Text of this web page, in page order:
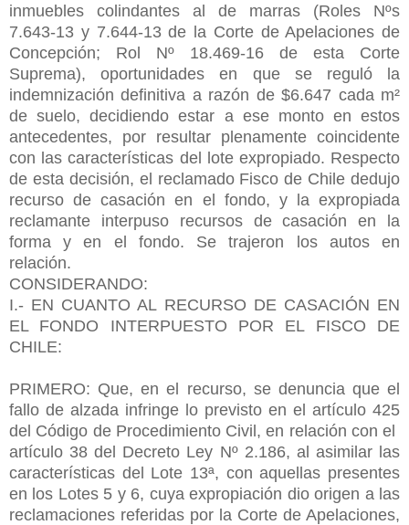
inmuebles colindantes al de marras (Roles Nºs
7.643-13 y 7.644-13 de la Corte de Apelaciones de
Concepción; Rol Nº 18.469-16 de esta Corte
Suprema), oportunidades en que se reguló la
indemnización definitiva a razón de $6.647 cada m²
de suelo, decidiendo estar a ese monto en estos
antecedentes, por resultar plenamente coincidente
con las características del lote expropiado. Respecto
de esta decisión, el reclamado Fisco de Chile dedujo
recurso de casación en el fondo, y la expropiada
reclamante interpuso recursos de casación en la
forma y en el fondo. Se trajeron los autos en
relación.
CONSIDERANDO:
I.- EN CUANTO AL RECURSO DE CASACIÓN EN
EL FONDO INTERPUESTO POR EL FISCO DE
CHILE:
PRIMERO: Que, en el recurso, se denuncia que el
fallo de alzada infringe lo previsto en el artículo 425
del Código de Procedimiento Civil, en relación con el
artículo 38 del Decreto Ley Nº 2.186, al asimilar las
características del Lote 13ª, con aquellas presentes
en los Lotes 5 y 6, cuya expropiación dio origen a las
reclamaciones referidas por la Corte de Apelaciones,